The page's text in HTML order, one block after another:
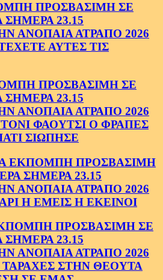
ΠΡΟΣΒΑΣΙΜΗ ΣΕ
23.15
ΑΝΟΠΑΙΑ ΑΤΡΑΠΟ 2026
ΑΥΤΕΣ ΤΙΣ
ΠΡΟΣΒΑΣΙΜΗ ΣΕ
23.15
ΑΝΟΠΑΙΑ ΑΤΡΑΠΟ 2026
ΦΑΟΥΤΣΙ Ο ΦΡΑΠΕΣ
ΣΙΩΠΗΣΕ
ΕΚΠΟΜΠΗ ΠΡΟΣΒΑΣΙΜΗ
ΣΗΜΕΡΑ 23.15
ΑΝΟΠΑΙΑ ΑΤΡΑΠΟ 2026
Η ΕΜΕΙΣ Η ΕΚΕΙΝΟΙ
ΠΡΟΣΒΑΣΙΜΗ ΣΕ
23.15
ΑΝΟΠΑΙΑ ΑΤΡΑΠΟ 2026
ΤΑΡΑΧΕΣ ΣΤΗΝ ΘΕΟΥΤΑ